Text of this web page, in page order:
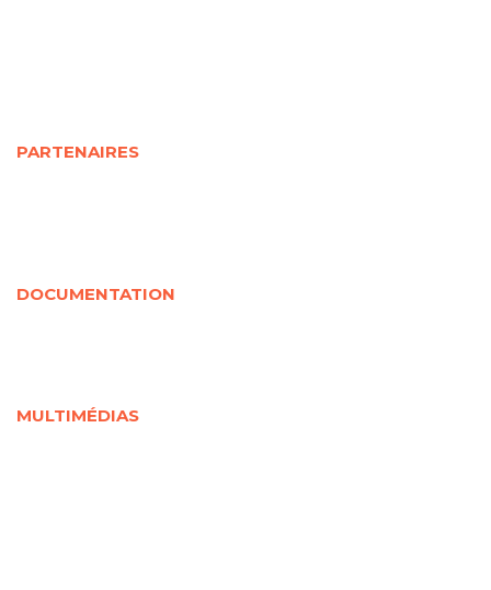
PARTENAIRES
DOCUMENTATION
MULTIMÉDIAS